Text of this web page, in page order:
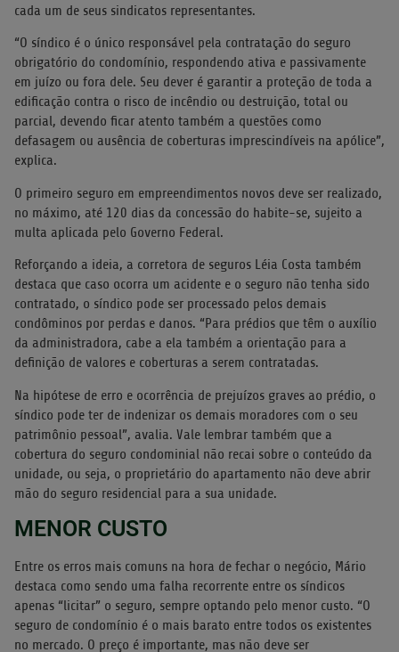
cada um de seus sindicatos representantes.
“O síndico é o único responsável pela contratação do seguro
obrigatório do condomínio, respondendo ativa e passivamente
em juízo ou fora dele. Seu dever é garantir a proteção de toda a
edificação contra o risco de incêndio ou destruição, total ou
parcial, devendo ficar atento também a questões como
defasagem ou ausência de coberturas imprescindíveis na apólice”,
explica.
O primeiro seguro em empreendimentos novos deve ser realizado,
no máximo, até 120 dias da concessão do habite-se, sujeito a
multa aplicada pelo Governo Federal.
Reforçando a ideia, a corretora de seguros Léia Costa também
destaca que caso ocorra um acidente e o seguro não tenha sido
contratado, o síndico pode ser processado pelos demais
condôminos por perdas e danos. “Para prédios que têm o auxílio
da administradora, cabe a ela também a orientação para a
definição de valores e coberturas a serem contratadas.
Na hipótese de erro e ocorrência de prejuízos graves ao prédio, o
síndico pode ter de indenizar os demais moradores com o seu
patrimônio pessoal”, avalia. Vale lembrar também que a
cobertura do seguro condominial não recai sobre o conteúdo da
unidade, ou seja, o proprietário do apartamento não deve abrir
mão do seguro residencial para a sua unidade.
MENOR CUSTO
Entre os erros mais comuns na hora de fechar o negócio, Mário
destaca como sendo uma falha recorrente entre os síndicos
apenas “licitar” o seguro, sempre optando pelo menor custo. “O
seguro de condomínio é o mais barato entre todos os existentes
no mercado. O preço é importante, mas não deve ser